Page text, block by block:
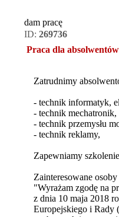
dam pracę
ID: 269736
Praca dla
Zatrudnimy
- technik informatyk,
- technik
- technik przemysłu
- technik reklamy,
Zapewniamy
Zainteresowane
"Wyrażam zgodę na
z dnia 10 maja 2018
Europejskiego i Rady